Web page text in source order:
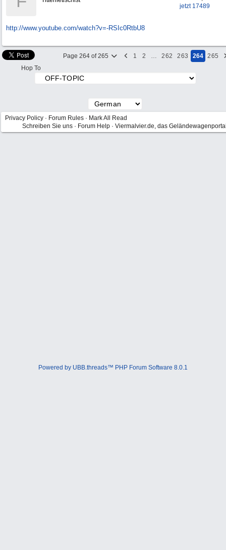
jetzt 17489
http://www.youtube.com/watch?v=-RSIc0RtbU8
Page 264 of 265 1 2 … 262 263 264 265
Hop To
Privacy Policy · Forum Rules · Mark All Read
Schreiben Sie uns · Forum Help · Viermalvier.de, das
Powered by UBB.threads™ PHP Forum Software 8.0.1